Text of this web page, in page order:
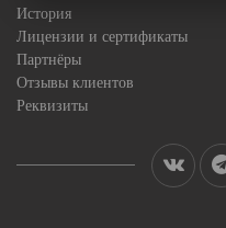
История
Лицензии и сертификаты
Партнёры
Отзывы клиентов
Реквизиты